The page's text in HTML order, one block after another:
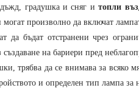
градушка и сняг итопли
произволно да включат
да бъдат отстранени чрез
създаване на бариери пред
трябва да се внимава за всяко
и определен тип лампа за